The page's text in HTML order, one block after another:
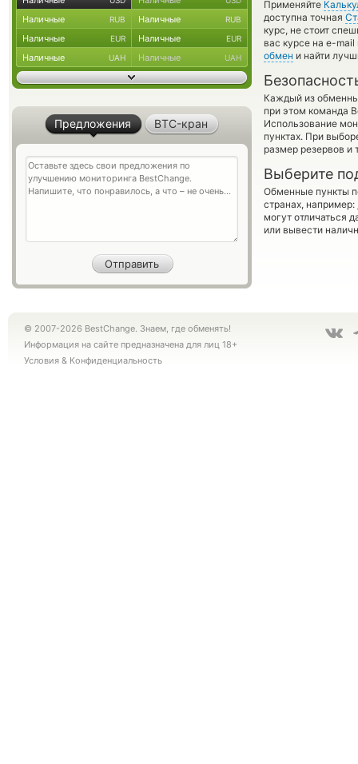
Применяйте
доступна точная
курс, не стоит
вас курсе на e-
обмен и найти
Каждый из
при этом команда
Использование
пунктах. При
размер резервов и
Выберите
Обменные пункты
странах, например:
могут отличаться
или вывести
Наличные RUB Наличные RUB
Наличные EUR Наличные EUR
Наличные UAH Наличные UAH
Предложения BTC-кран
© 2007-2026 BestChange. Знаем, где обменять!
Информация на сайте предназначена для лиц 18+
Условия & Конфиденциальность